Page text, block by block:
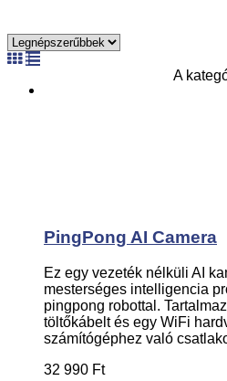
A
PingPong AI Camera
Ez egy vezeték nélküli AI
mesterséges intelligencia
pingpong robottal.
töltőkábelt és egy WiFi
számítógéphez való
32 990 Ft